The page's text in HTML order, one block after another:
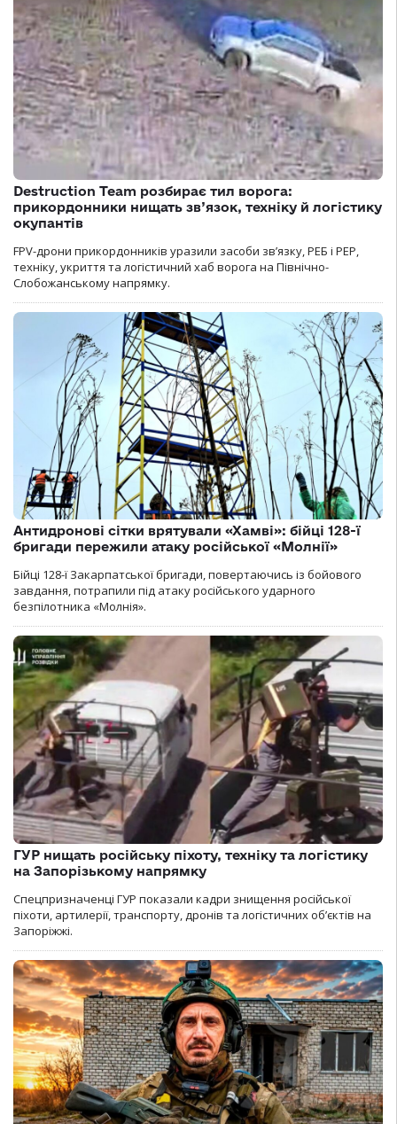
Destruction Team розбирає тил ворога:
прикордонники нищать зв’язок, техніку й логістику
окупантів
FPV-дрони прикордонників уразили засоби зв’язку, РЕБ і РЕР,
техніку, укриття та логістичний хаб ворога на Північно-
Слобожанському напрямку.
Антидронові сітки врятували «Хамві»: бійці 128-ї
бригади пережили атаку російської «Молнії»
Бійці 128-ї Закарпатської бригади, повертаючись із бойового
завдання, потрапили під атаку російського ударного
безпілотника «Молнія».
ГУР нищать російську піхоту, техніку та логістику
на Запорізькому напрямку
Спецпризначенці ГУР показали кадри знищення російської
піхоти, артилерії, транспорту, дронів та логістичних об’єктів на
Запоріжжі.